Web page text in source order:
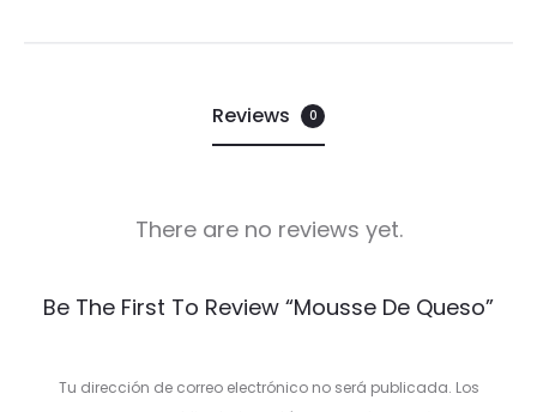
Reviews 0
R
e
There are no reviews yet.
Be The First To Review “Mousse De Queso”
Tu dirección de correo electrónico no será publicada. Los